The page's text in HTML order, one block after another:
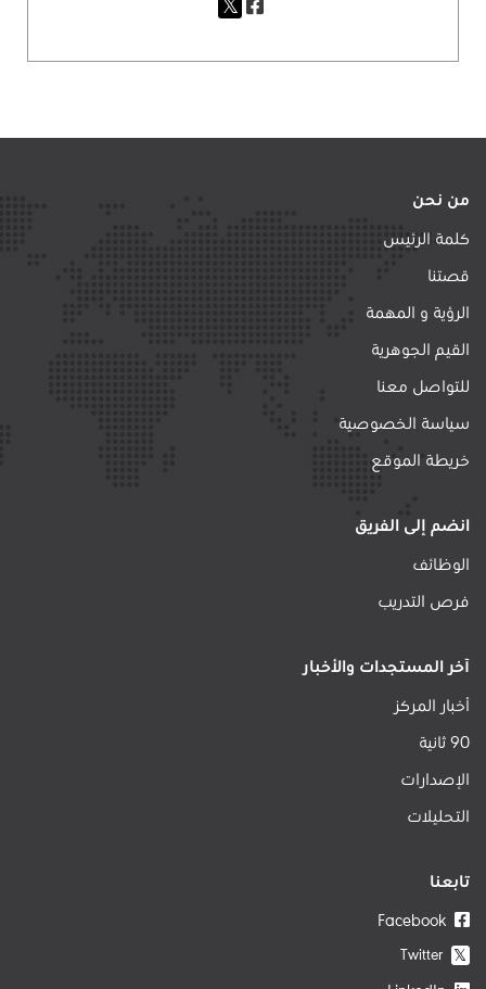
من نحن
كلمة الرئيس
قصتنا
الرؤية و المهمة
القيم الجوهرية
للتواصل معنا
سياسة الخصوصية
خريطة الموقع
انضم إلى الفريق
الوظائف
فرص التدريب
آخر المستجدات والأخبار
أخبار المركز
90 ثانية
الإصدارات
التحليلات
تابعنا
𝕏
Twitter